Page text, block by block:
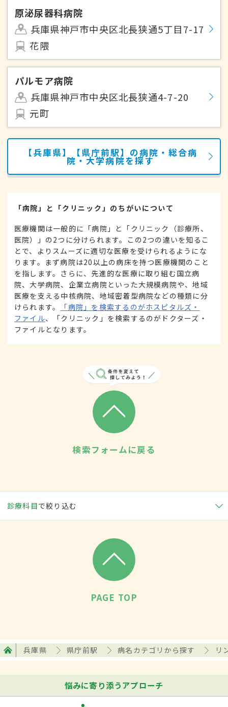
原泌尿器科病院
兵庫県神戸市中央区北長狭通5丁目7-17
花隈
パルモア病院
兵庫県神戸市中央区北長狭通4-7-20
元町
【兵庫県】【県庁前駅】の病院・総合病
院・大学病院を探す
「病院」と「クリニック」のちがいについて
医療機関は一般的に「病院」と「クリニック（診療所、
医院）」の2つに分けられます。この2つの違いを知るこ
とで、よりスムーズに適切な医療を受けられるようにな
ります。まず病院は20以上の病床を持つ医療機関のこと
を指します。さらに、先進的な医療に取り組む国立病
院、大学病院、企業立病院といった大規模病院や、地域
医療を支える中核病院、地域密着型病院などの種類に分
けられます。
「病院」を検索するのがホスピタルズ・
ファイル、「クリニック」を検索するのがドクターズ・
ファイルとなります。
検索フォームに戻る
診療科目で絞り込む
PAGE TOP
兵庫県 県庁前駅 病名カテゴリから探す リ
悩みに寄り添うアプローチ